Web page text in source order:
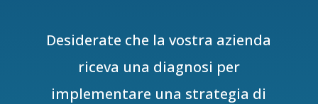
Desiderate che la vostra azienda
riceva una diagnosi per
implementare una strategia di